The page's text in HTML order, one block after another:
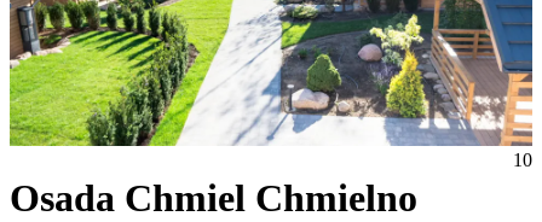
Osada Chmiel Chmielno
10